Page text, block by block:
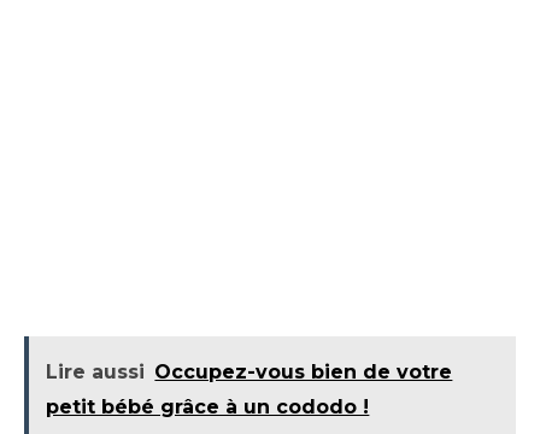
Lire aussi Occupez-vous bien de votre
petit bébé grâce à un cododo !